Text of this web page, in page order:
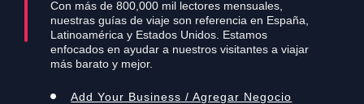
Con más de 800,000 mil lectores mensuales,
nuestras guías de viaje son referencia en España,
Latinoamérica y Estados Unidos. Estamos
enfocados en ayudar a nuestros visitantes a viajar
más barato y mejor.
Add Your Business / Agregar Negocio